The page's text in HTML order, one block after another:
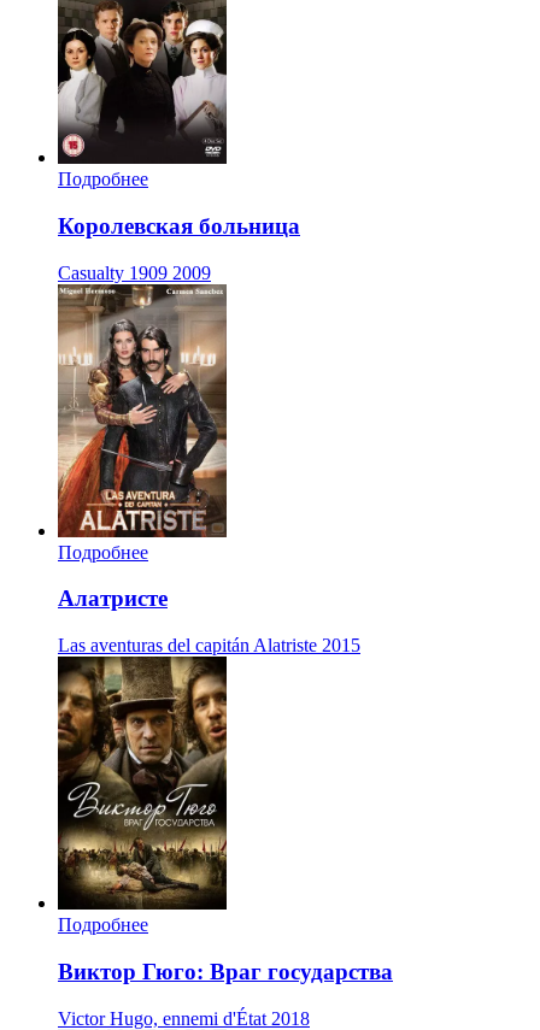
Подробнее
Королевская больница
Casualty 1909 2009
Подробнее
Алатристе
Las aventuras del capitán Alatriste 2015
Подробнее
Виктор Гюго: Враг государства
Victor Hugo, ennemi d'État 2018